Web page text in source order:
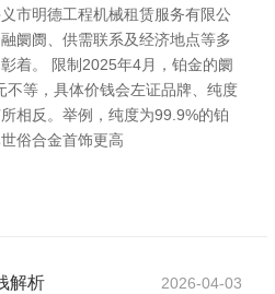
市明德工程机械租赁服务有限公
阛阓、供需联系及经济地点等多
着。 限制2025年4月，铂金的阛
不等，具体价钱会左证品牌、纯度
相反。举例，纯度为99.9%的铂
俗合金首饰更高
解析 2026-04-03